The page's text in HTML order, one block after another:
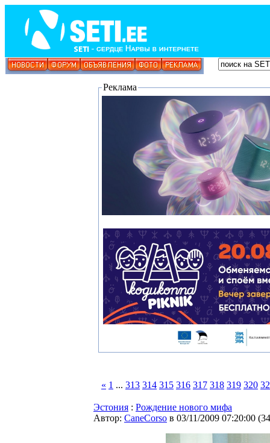
Реклама
« 1 ... 313 314 315 316 317 318 319 320
Эстония : Рождение нового мифа
Автор: CaneCorso в 03/11/2009 07:20:00 (